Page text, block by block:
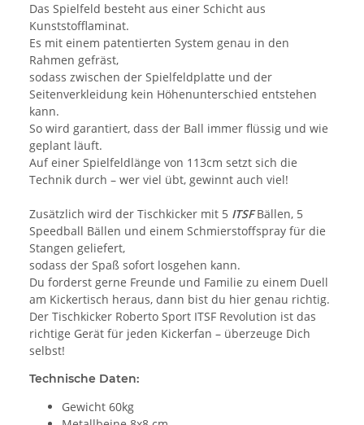
Das Spielfeld besteht aus einer Schicht aus
Kunststofflaminat.
Es mit einem patentierten System genau in den
Rahmen gefräst,
sodass zwischen der Spielfeldplatte und der
Seitenverkleidung kein Höhenunterschied entstehen
kann.
So wird garantiert, dass der Ball immer flüssig und wie
geplant läuft.
Auf einer Spielfeldlänge von 113cm setzt sich die
Technik durch – wer viel übt, gewinnt auch viel!
Zusätzlich wird der Tischkicker mit 5 ITSFBällen, 5
Speedball Bällen und einem Schmierstoffspray für die
Stangen geliefert,
sodass der Spaß sofort losgehen kann.
Du forderst gerne Freunde und Familie zu einem Duell
am Kickertisch heraus, dann bist du hier genau richtig.
Der Tischkicker Roberto Sport ITSF Revolution ist das
richtige Gerät für jeden Kickerfan – überzeuge Dich
selbst!
Technische Daten:
Gewicht 60kg